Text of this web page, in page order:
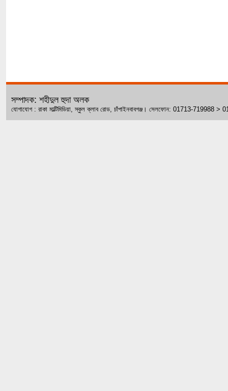
সম্পাদক: শহীদুল হুদা অলক
যোগাযোগ : রাকা মাল্টিমিডিয়া, স্কুল ক্লাব রোড, চাঁপাইনবাবগঞ্জ। সেলফোন: 01713-